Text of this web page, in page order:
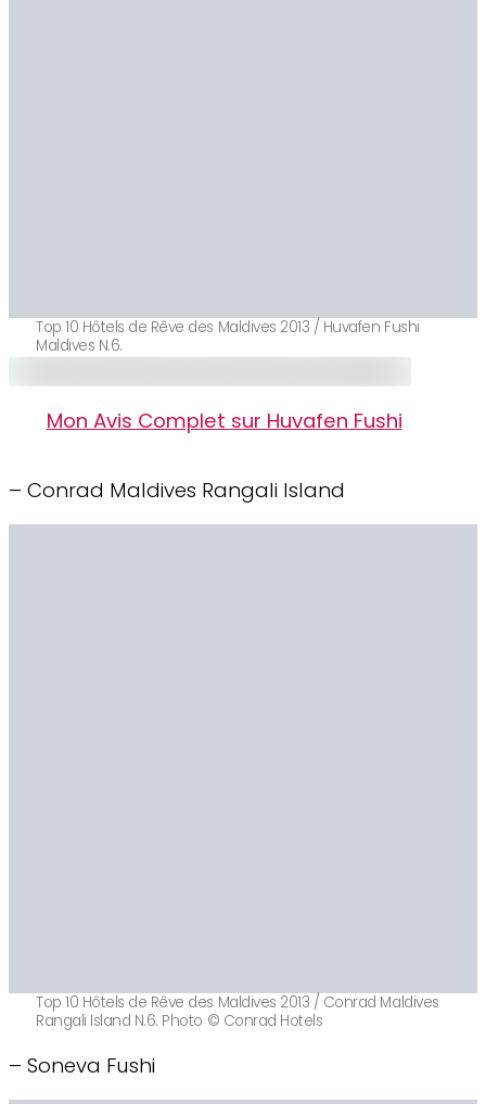
Top 10 Hôtels de Rêve des Maldives 2013 / Huvafen Fushi
Maldives N.6.
Mon Avis Complet sur Huvafen Fushi
– Conrad Maldives Rangali Island
Top 10 Hôtels de Rêve des Maldives 2013 / Conrad Maldives
Rangali Island N.6. Photo © Conrad Hotels
– Soneva Fushi